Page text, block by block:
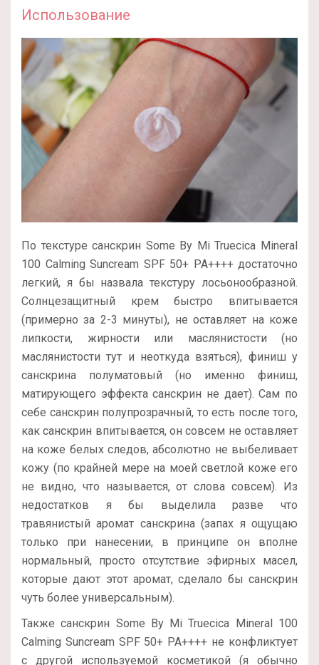
Использование
По текстуре санскрин Some By Mi Truecica Mineral
100 Calming Suncream SPF 50+ PA++++ достаточно
легкий, я бы назвала текстуру лосьонообразной.
Солнцезащитный крем быстро впитывается
(примерно за 2-3 минуты), не оставляет на коже
липкости, жирности или маслянистости (но
маслянистости тут и неоткуда взяться), финиш у
санскрина полуматовый (но именно финиш,
матирующего эффекта санскрин не дает). Сам по
себе санскрин полупрозрачный, то есть после того,
как санскрин впитывается, он совсем не оставляет
на коже белых следов, абсолютно не выбеливает
кожу (по крайней мере на моей светлой коже его
не видно, что называется, от слова совсем). Из
недостатков я бы выделила разве что
травянистый аромат санскрина (запах я ощущаю
только при нанесении, в принципе он вполне
нормальный, просто отсутствие эфирных масел,
которые дают этот аромат, сделало бы санскрин
чуть более универсальным).
Также санскрин Some By Mi Truecica Mineral 100
Calming Suncream SPF 50+ PA++++ не конфликтует
с другой используемой косметикой (я обычно